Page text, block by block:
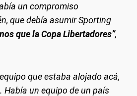
un compromiso
que debía asumir Sporting
que la Copa Libertadores”,
que estaba alojado acá,
. Había un equipo de un país